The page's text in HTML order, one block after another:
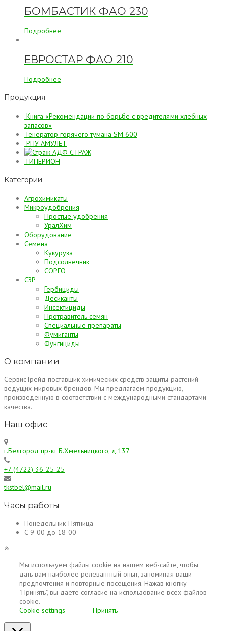
БОМБАСТИК ФАО 230
Подробнее
ЕВРОСТАР ФАО 210
Подробнее
Продукция
Книга «Рекомендации по борьбе с вредителями хлебных
запасов»
Генератор горячего тумана SM 600
РПУ АМУЛЕТ
АДФ СТРАЖ
ГИПЕРИОН
Категории
Агрохимикаты
Микроудобрения
Простые удобрения
УралХим
Оборудование
Семена
Кукуруза
Подсолнечник
СОРГО
СЗР
Гербициды
Десиканты
Инсектициды
Протравитель семян
Специальные препараты
Фумиганты
Фунгициды
О компании
СервисТрейд поставщик химических средств защиты растений
ведущих мировых брендов. Мы предлагаем продукцию,
произведенную в соответствии с международными стандартами
качества.
Наш офис
г.Белгород пр-кт Б.Хмельницкого, д.137
+7 (4722) 36-25-25
tkstbel@mail.ru
Часы работы
Понедельник-Пятница
С 9-00 до 18-00
Мы используем файлы cookie на нашем веб-сайте, чтобы
дать вам наиболее релевантный опыт, запоминая ваши
предпочтения и повторные посещения. Нажав кнопку
"Принять", вы даете согласие на использование всех файлов
cookie.
Cookie settings
Принять